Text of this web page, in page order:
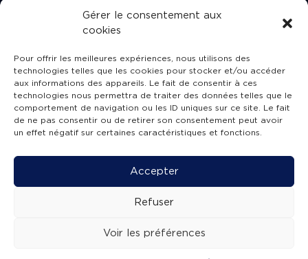
Gérer le consentement aux
cookies
Pour offrir les meilleures expériences, nous utilisons des
technologies telles que les cookies pour stocker et/ou accéder
aux informations des appareils. Le fait de consentir à ces
technologies nous permettra de traiter des données telles que le
comportement de navigation ou les ID uniques sur ce site. Le fait
de ne pas consentir ou de retirer son consentement peut avoir
un effet négatif sur certaines caractéristiques et fonctions.
Accepter
Refuser
Voir les préférences
TÉLÉCHARGEZ GRATUITEMENT
L’APPLICATION TVBA !
SUIVEZ-NOUS !
Mentions légales -Accessibilité